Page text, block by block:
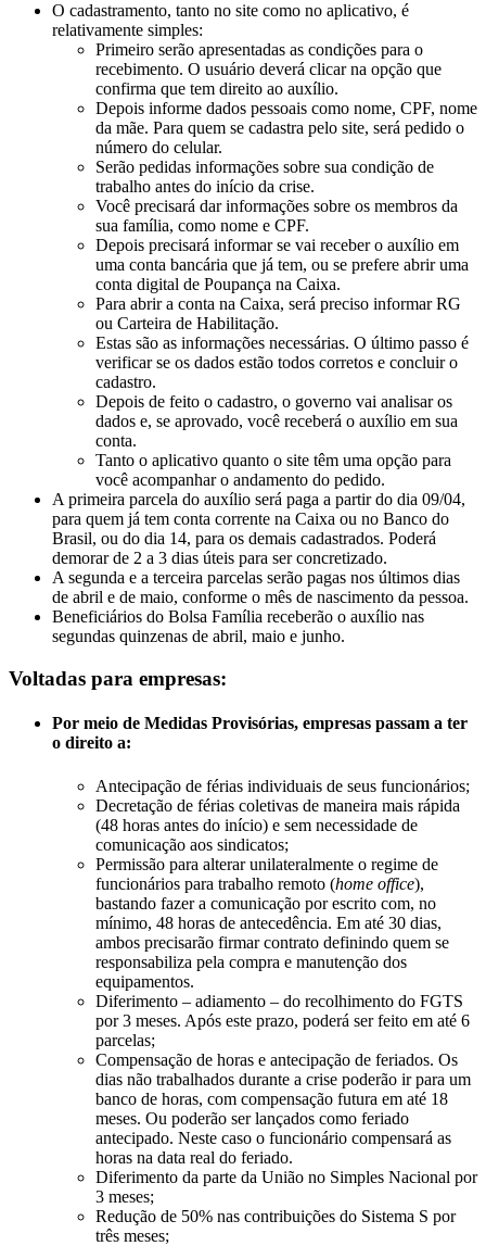
O cadastramento, tanto no site como no aplicativo, é
relativamente simples:
Primeiro serão apresentadas as condições para o
recebimento. O usuário deverá clicar na opção que
confirma que tem direito ao auxílio.
Depois informe dados pessoais como nome, CPF, nome
da mãe. Para quem se cadastra pelo site, será pedido o
número do celular.
Serão pedidas informações sobre sua condição de
trabalho antes do início da crise.
Você precisará dar informações sobre os membros da
sua família, como nome e CPF.
Depois precisará informar se vai receber o auxílio em
uma conta bancária que já tem, ou se prefere abrir uma
conta digital de Poupança na Caixa.
Para abrir a conta na Caixa, será preciso informar RG
ou Carteira de Habilitação.
Estas são as informações necessárias. O último passo é
verificar se os dados estão todos corretos e concluir o
cadastro.
Depois de feito o cadastro, o governo vai analisar os
dados e, se aprovado, você receberá o auxílio em sua
conta.
Tanto o aplicativo quanto o site têm uma opção para
você acompanhar o andamento do pedido.
A primeira parcela do auxílio será paga a partir do dia 09/04,
para quem já tem conta corrente na Caixa ou no Banco do
Brasil, ou do dia 14, para os demais cadastrados. Poderá
demorar de 2 a 3 dias úteis para ser concretizado.
A segunda e a terceira parcelas serão pagas nos últimos dias
de abril e de maio, conforme o mês de nascimento da pessoa.
Beneficiários do Bolsa Família receberão o auxílio nas
segundas quinzenas de abril, maio e junho.
Voltadas para empresas:
Por meio de Medidas Provisórias, empresas passam a ter
o direito a:
Antecipação de férias individuais de seus funcionários;
Decretação de férias coletivas de maneira mais rápida
(48 horas antes do início) e sem necessidade de
comunicação aos sindicatos;
Permissão para alterar unilateralmente o regime de
funcionários para trabalho remoto (home office),
bastando fazer a comunicação por escrito com, no
mínimo, 48 horas de antecedência. Em até 30 dias,
ambos precisarão firmar contrato definindo quem se
responsabiliza pela compra e manutenção dos
equipamentos.
Diferimento – adiamento – do recolhimento do FGTS
por 3 meses. Após este prazo, poderá ser feito em até 6
parcelas;
Compensação de horas e antecipação de feriados. Os
dias não trabalhados durante a crise poderão ir para um
banco de horas, com compensação futura em até 18
meses. Ou poderão ser lançados como feriado
antecipado. Neste caso o funcionário compensará as
horas na data real do feriado.
Diferimento da parte da União no Simples Nacional por
3 meses;
Redução de 50% nas contribuições do Sistema S por
três meses;